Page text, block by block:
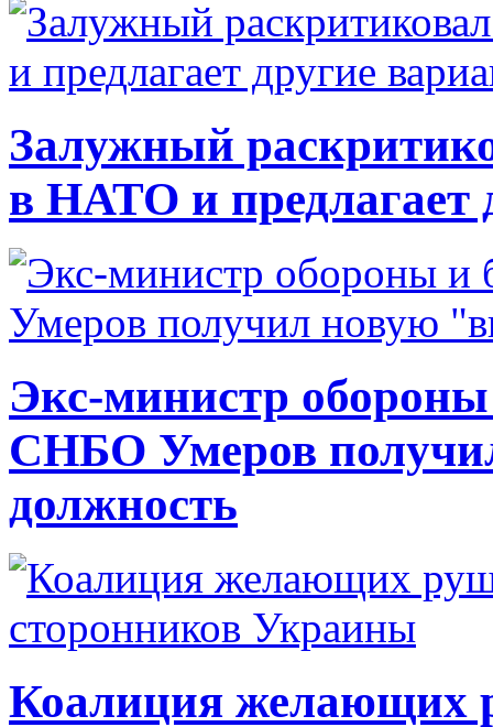
Залужный
в НАТО и предлагает
Экс-министр
СНБО Умеров
должность
Коалиция желающих